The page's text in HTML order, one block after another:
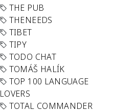
THE PUB
THENEEDS
TIBET
TIPY
TODO CHAT
TOMÁŠ HALÍK
TOP 100 LANGUAGE
LOVERS
TOTAL COMMANDER